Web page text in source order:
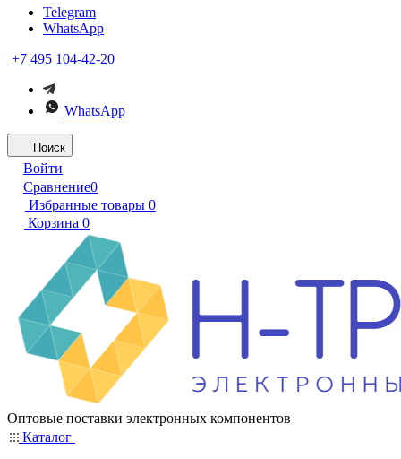
Telegram
WhatsApp
+7 495 104-42-20
WhatsApp
Поиск
Войти
Сравнение0
Избранные товары 0
Корзина 0
Оптовые поставки электронных компонентов
Каталог